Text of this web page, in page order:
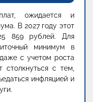
ожидается и
В 2027 году этот
859 рублей. Для
минимум в
с учетом роста
столкнуться с тем,
инфляцией и